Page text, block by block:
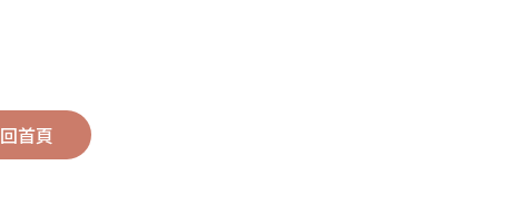
回首頁